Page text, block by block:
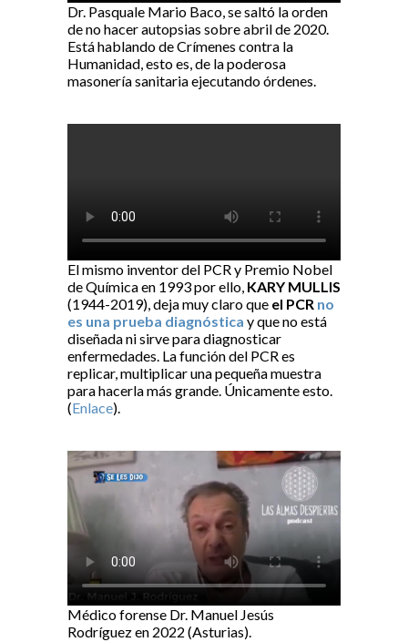
Dr. Pasquale Mario Baco, se saltó la orden
de no hacer autopsias sobre abril de 2020.
Está hablando de Crímenes contra la
Humanidad, esto es, de la poderosa
masonería sanitaria ejecutando órdenes.
El mismo inventor del PCR y Premio Nobel
de Química en 1993 por ello, KARY MULLIS
(1944-2019), deja muy claro que el PCR no
es una prueba diagnóstica y que no está
diseñada ni sirve para diagnosticar
enfermedades. La función del PCR es
replicar, multiplicar una pequeña muestra
para hacerla más grande. Únicamente esto.
(Enlace).
Médico forense Dr. Manuel Jesús
Rodríguez en 2022 (Asturias).